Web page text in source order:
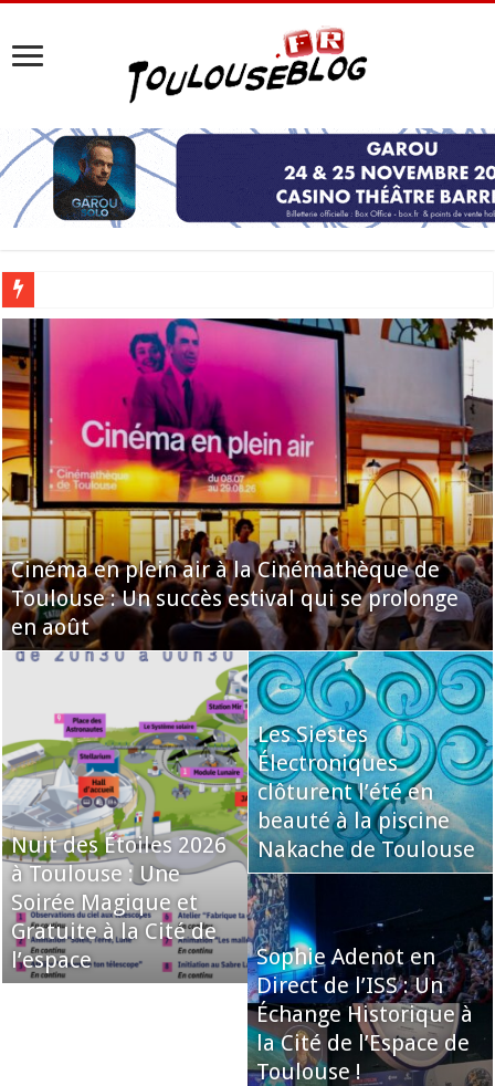
Les Nocturnes de la Cité de l’espace 2026 : l’événement incontournable de
Cinéma en plein air à la Cinémathèque de
Toulouse : Un succès estival qui se prolonge
en août
Nuit des Étoiles 2026
à Toulouse : Une
Soirée Magique et
Gratuite à la Cité de
l’espace
Les Siestes
Électroniques
clôturent l’été en
beauté à la piscine
Nakache de Toulouse
Sophie Adenot en
Direct de l’ISS : Un
Échange Historique à
la Cité de l’Espace de
Toulouse !